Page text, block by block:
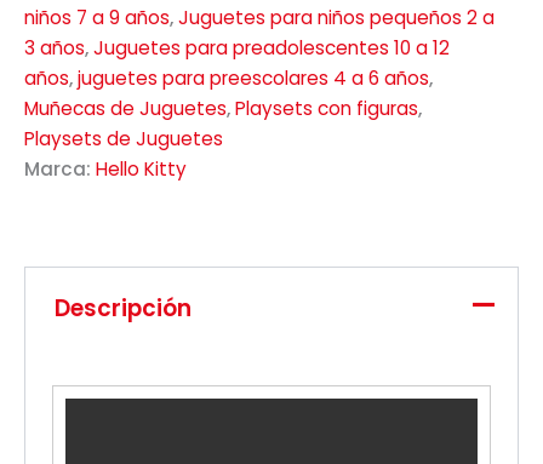
niños 7 a 9 años,Juguetes para niños pequeños 2 a
3 años,Juguetes para preadolescentes 10 a 12
años,juguetes para preescolares 4 a 6 años,
Muñecas de Juguetes,Playsets con figuras,
Playsets de Juguetes
Marca: Hello Kitty
Descripción